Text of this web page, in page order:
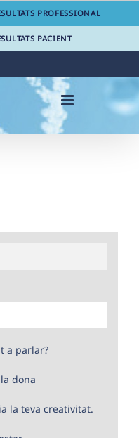
PROFESSIONAL
PACIENT
a parlar?
dona
la teva creativitat.